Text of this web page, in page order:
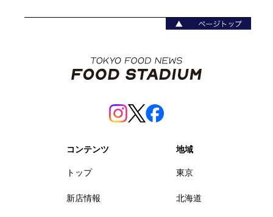
コンテンツ
トップ
新店情報
地域
東京
北海道